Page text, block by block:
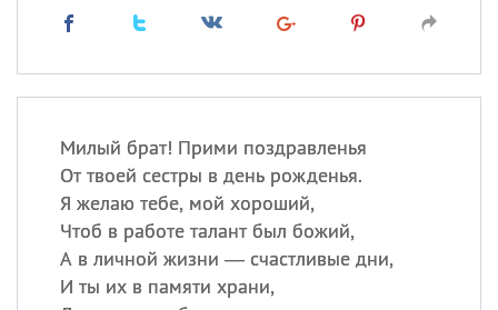
Милый брат! Прими поздравленья
От твоей сестры в день рожденья.
Я желаю тебе, мой хороший,
Чтоб в работе талант был божий,
А в личной жизни — счастливые дни,
И ты их в памяти храни,